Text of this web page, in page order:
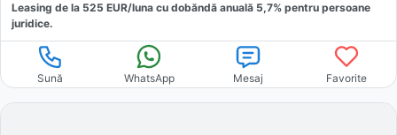
Leasing de la 525 EUR/luna cu dobăndă anuală 5,7% pentru persoane
juridice.
Sună WhatsApp Mesaj Favorite